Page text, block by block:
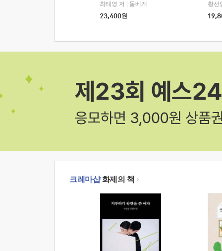
최태영 저
돌베개
23,400원
황선
크레마샵화제의 책